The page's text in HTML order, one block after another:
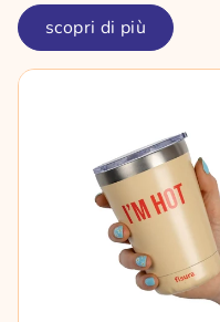
scopri di più